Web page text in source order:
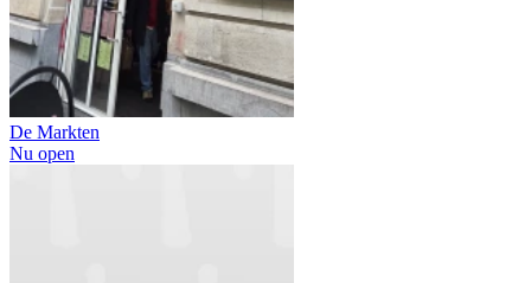
De Markten
Nu open